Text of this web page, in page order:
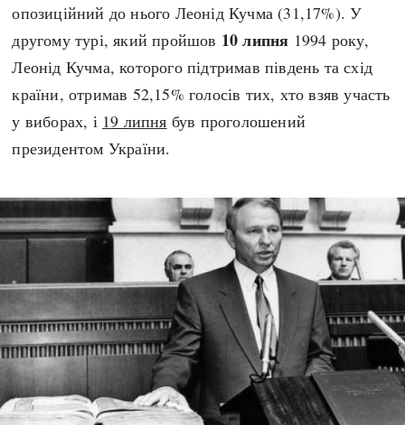
опозиційний до нього Леонід Кучма (31,17%). У
другому турі, який пройшов 10 липня 1994 року,
Леонід Кучма, которого підтримав південь та схід
країни, отримав 52,15% голосів тих, хто взяв участь
у виборах, і 19 липня був проголошений
президентом України.